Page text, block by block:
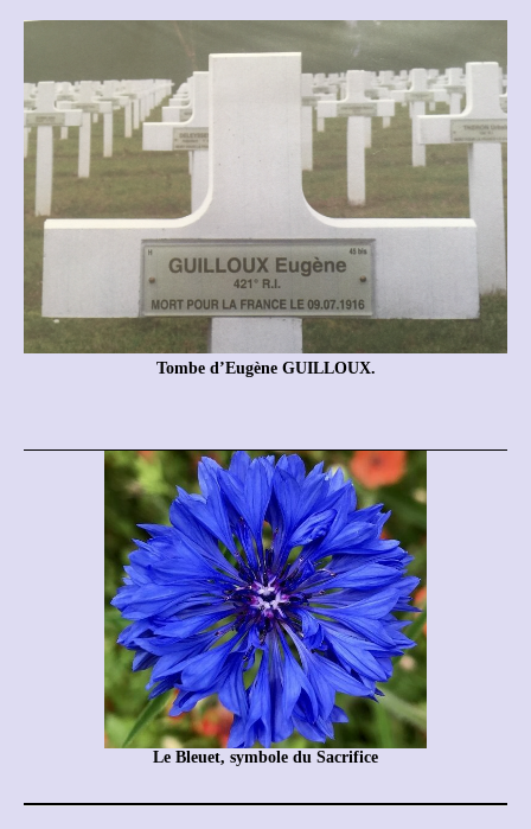
Tombe d’Eugène GUILLOUX.
Le Bleuet, symbole du Sacrifice